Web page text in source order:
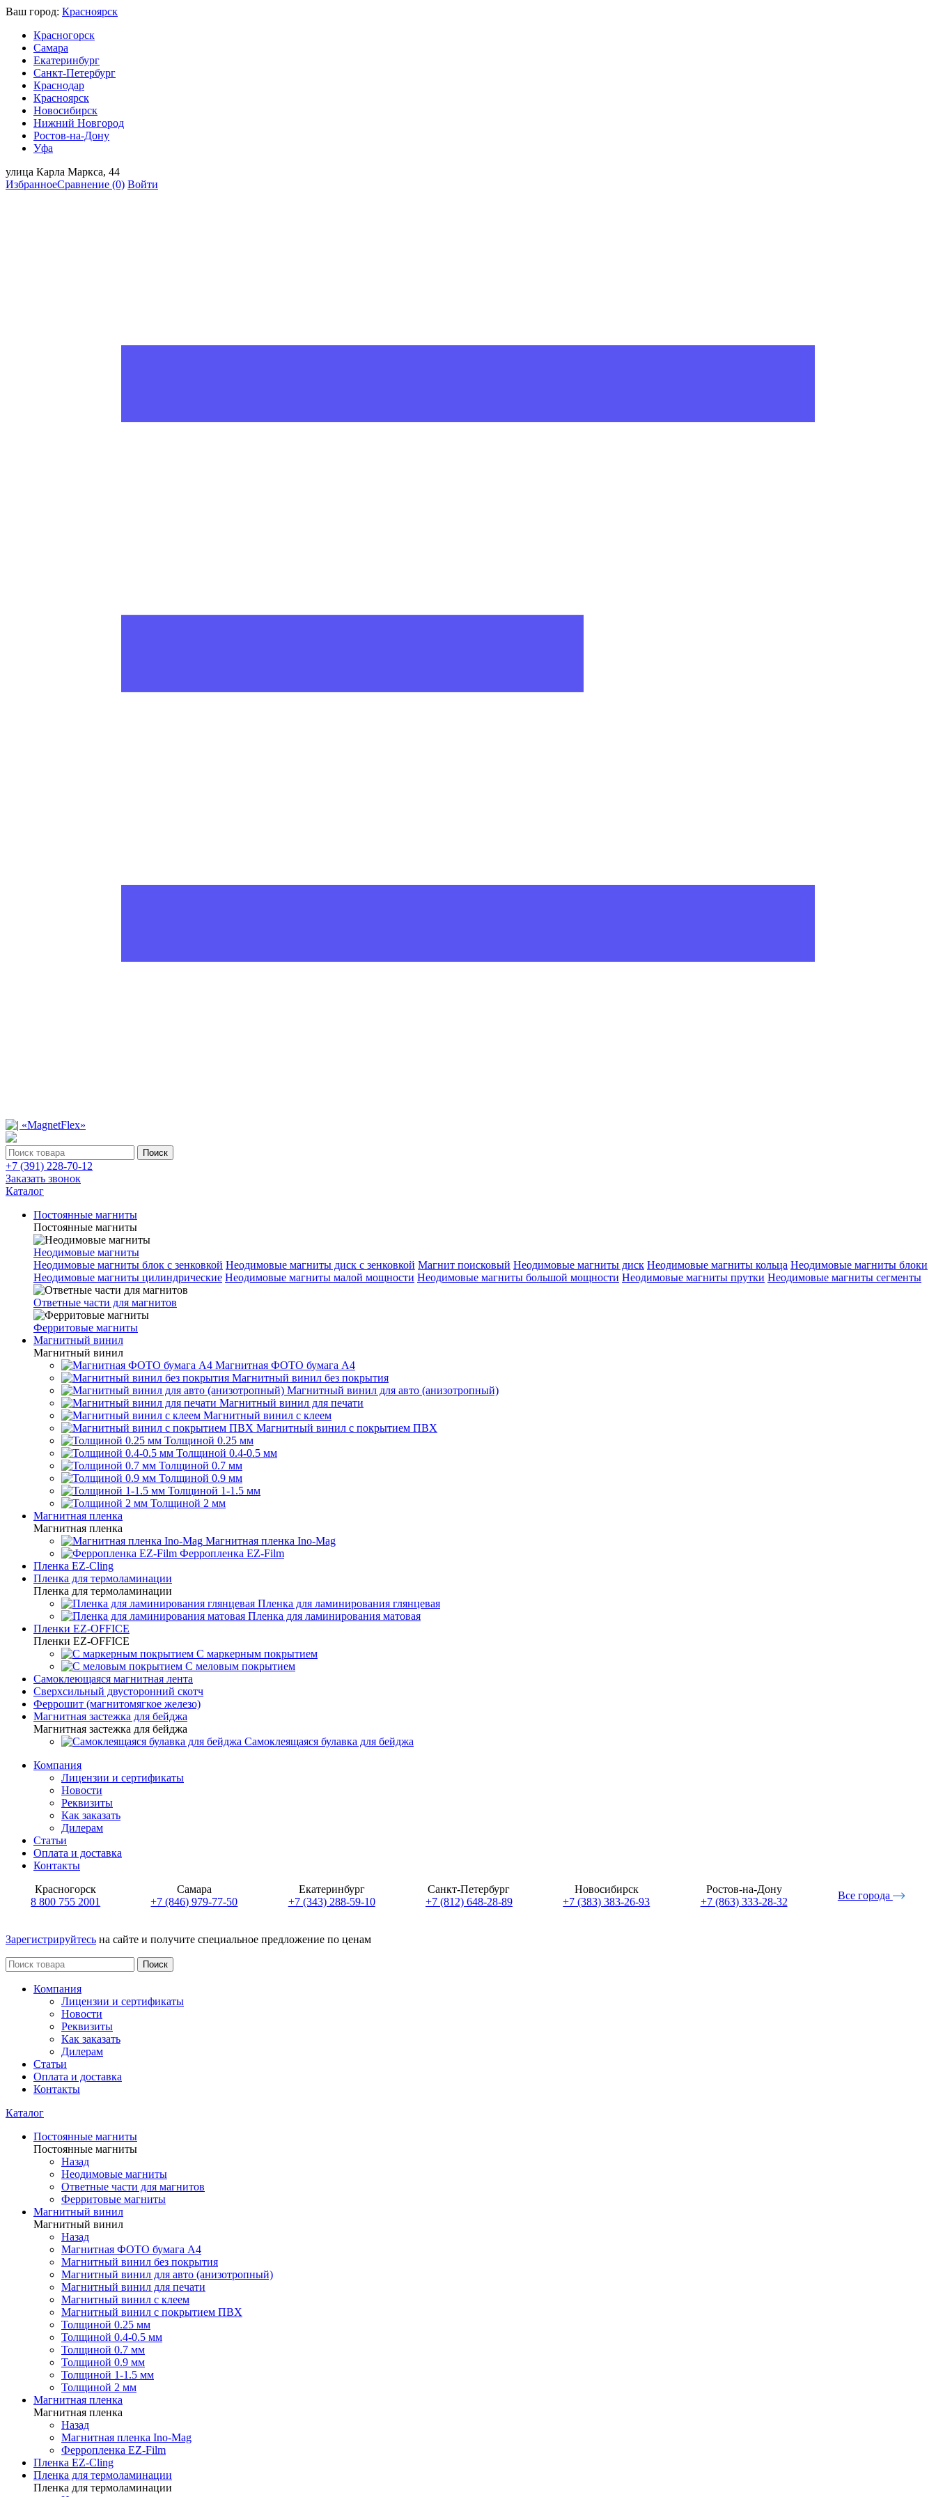
Ваш город: Красноярск
Красногорск
Самара
Екатеринбург
Санкт-Петербург
Краснодар
Красноярск
Новосибирск
Нижний Новгород
Ростов-на-Дону
Уфа
улица Карла Маркса, 44
ИзбранноеСравнение (0) Войти
Поиск
+7 (391) 228-70-12
Заказать звонок
Каталог
Постоянные магниты
Постоянные магниты
Неодимовые магниты
Неодимовые магниты блок с зенковкой Неодимовые магниты диск с зенковкой Магнит поисковый Неодимовые магниты диск Неодимовые магниты кольца Неодимовые магниты блоки
Неодимовые магниты цилиндрические Неодимовые магниты малой мощности Неодимовые магниты большой мощности Неодимовые магниты прутки Неодимовые магниты сегменты
Ответные части для магнитов
Ферритовые магниты
Магнитный винил
Магнитный винил
Магнитная ФОТО бумага А4
Магнитный винил без покрытия
Магнитный винил для авто (анизотропный)
Магнитный винил для печати
Магнитный винил с клеем
Магнитный винил с покрытием ПВХ
Толщиной 0.25 мм
Толщиной 0.4-0.5 мм
Толщиной 0.7 мм
Толщиной 0.9 мм
Толщиной 1-1.5 мм
Толщиной 2 мм
Магнитная пленка
Магнитная пленка
Магнитная пленка Ino-Mag
Ферропленка EZ-Film
Пленка EZ-Cling
Пленка для термоламинации
Пленка для термоламинации
Пленка для ламинирования глянцевая
Пленка для ламинирования матовая
Пленки EZ-OFFICE
Пленки EZ-OFFICE
С маркерным покрытием
С меловым покрытием
Самоклеющаяся магнитная лента
Сверхсильный двусторонний скотч
Феррошит (магнитомягкое железо)
Магнитная застежка для бейджа
Магнитная застежка для бейджа
Самоклеящаяся булавка для бейджа
Компания
Лицензии и сертификаты
Новости
Реквизиты
Как заказать
Дилерам
Статьи
Оплата и доставка
Контакты
Красногорск
8 800 755 2001
Самара
+7 (846) 979-77-50
Екатеринбург
+7 (343) 288-59-10
Санкт-Петербург
+7 (812) 648-28-89
Новосибирск
+7 (383) 383-26-93
Ростов-на-Дону
+7 (863) 333-28-32
Все города
Зарегистрируйтесь на сайте и получите специальное предложение по ценам
Поиск
Компания
Лицензии и сертификаты
Новости
Реквизиты
Как заказать
Дилерам
Статьи
Оплата и доставка
Контакты
Каталог
Постоянные магниты
Постоянные магниты
Назад
Неодимовые магниты
Ответные части для магнитов
Ферритовые магниты
Магнитный винил
Магнитный винил
Назад
Магнитная ФОТО бумага А4
Магнитный винил без покрытия
Магнитный винил для авто (анизотропный)
Магнитный винил для печати
Магнитный винил с клеем
Магнитный винил с покрытием ПВХ
Толщиной 0.25 мм
Толщиной 0.4-0.5 мм
Толщиной 0.7 мм
Толщиной 0.9 мм
Толщиной 1-1.5 мм
Толщиной 2 мм
Магнитная пленка
Магнитная пленка
Назад
Магнитная пленка Ino-Mag
Ферропленка EZ-Film
Пленка EZ-Cling
Пленка для термоламинации
Пленка для термоламинации